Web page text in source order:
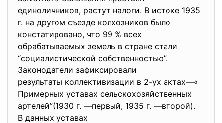
единоличников, растут налоги. В истоке 1935
г. на другом съезде колхозников было
констатировано, что 99 % всех
обрабатываемых земель в стране стали
“социалистической собственностью”.
Законодатели зафиксировали
результаты коллективизации в 2-ух актах—«
Примерных уставах сельскохозяйственных
артелей”(1930 г. —первый, 1935 г. —второй).
В данных уставах